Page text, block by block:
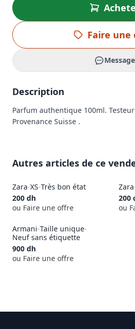
Faire une
Message
Description
Parfum authentique 100ml. Testeur
Provenance Suisse .
Autres articles de ce
Zara-XS-Très bon état
200 dh
ou Faire une offre
Zara
200
ou
Armani-Taille unique-
Neuf sans étiquette
900 dh
ou Faire une offre